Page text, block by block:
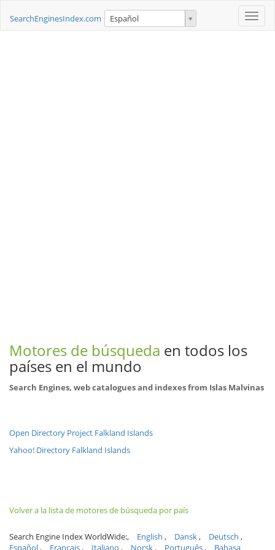
Toggle
SearchEnginesIndex.com Español
Motores de búsqueda en todos los
países en el mundo
Search Engines, web catalogues and indexes from Islas Malvinas
Open Directory Project Falkland Islands
Yahoo! Directory Falkland Islands
Volver a la lista de motores de búsqueda por país
Search Engine Index WorldWide: English Dansk
Deutsch
Español
Français Italiano Norsk Português Bahasa